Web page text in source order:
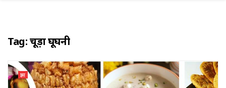
Tag:चूड़ा घूघनी
ज्ञान